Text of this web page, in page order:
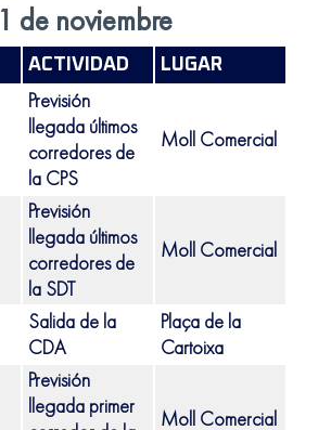
de noviembre
ACTIVIDAD LUGAR
Previsión
llegada últimos
corredores de
la CPS
Moll Comercial
Previsión
llegada últimos
corredores de
la SDT
Moll Comercial
Salida de la
CDA
Plaça de la
Cartoixa
Previsión
llegada primer
Moll Comercial